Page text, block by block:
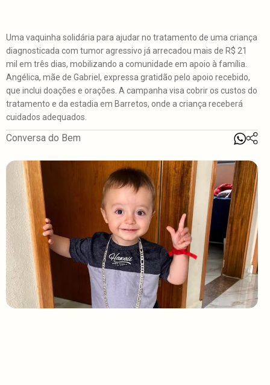
Uma vaquinha solidária para ajudar no tratamento de uma criança
diagnosticada com tumor agressivo já arrecadou mais de R$ 21
mil em três dias, mobilizando a comunidade em apoio à família.
Angélica, mãe de Gabriel, expressa gratidão pelo apoio recebido,
que inclui doações e orações. A campanha visa cobrir os custos do
tratamento e da estadia em Barretos, onde a criança receberá
cuidados adequados.
Conversa do Bem